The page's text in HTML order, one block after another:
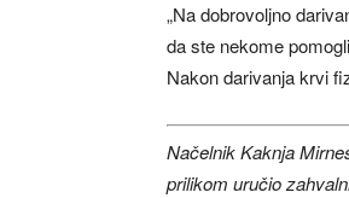
„Na dobrovoljno
da ste nekome
Nakon darivanja krvi
Načelnik Kaknja
prilikom uručio